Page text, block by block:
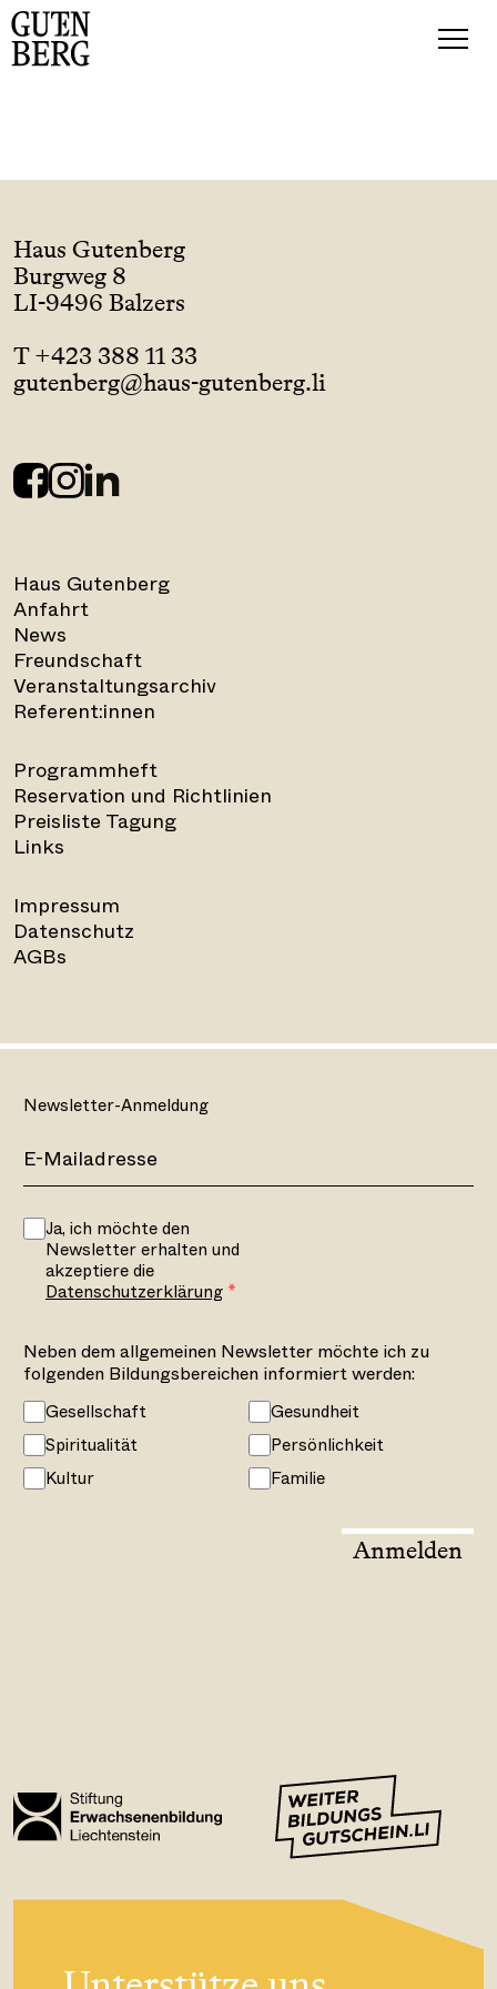
Haus Gutenberg
Burgweg 8
LI-9496 Balzers
T +423 388 11 33
gutenberg@haus-gutenberg.li
Haus Gutenberg
Anfahrt
News
Freundschaft
Veranstaltungsarchiv
Referent:innen
Programmheft
Reservation und Richtlinien
Preisliste Tagung
Links
Impressum
Datenschutz
AGBs
Newsletter-Anmeldung
Ja, ich möchte den
Newsletter erhalten und
akzeptiere die
Datenschutzerklärung
Neben dem allgemeinen Newsletter möchte ich zu
folgenden Bildungsbereichen informiert werden:
Gesellschaft
Gesundheit
Spiritualität
Persönlichkeit
Kultur
Familie
Anmelden